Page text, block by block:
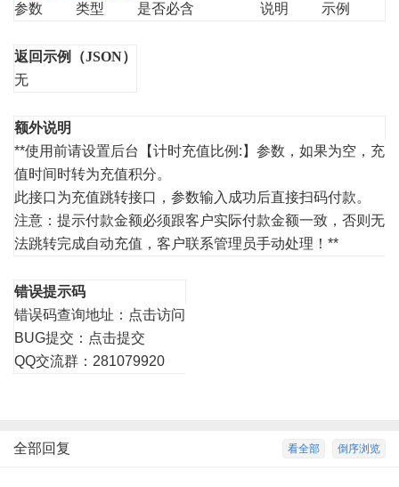
参数
类型 是否必含 说明 示例
返回示例（JSON）
无
额外说明
**使用前请设置后台【计时充值比例:】参数，如果为空，充
值时间时转为充值积分。
此接口为充值跳转接口，参数输入成功后直接扫码付款。
注意：提示付款金额必须跟客户实际付款金额一致，否则无
法跳转完成自动充值，客户联系管理员手动处理！**
错误提示码
错误码查询地址： 点击访问
BUG提交： 点击提交
QQ交流群：281079920
倒序浏览
看全部
全部回复